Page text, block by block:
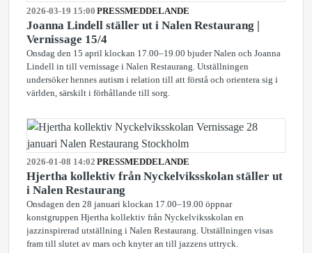
2026-03-19 15:00 PRESSMEDDELANDE
Joanna Lindell ställer ut i Nalen Restaurang |
Vernissage 15/4
Onsdag den 15 april klockan 17.00–19.00 bjuder Nalen och Joanna
Lindell in till vernissage i Nalen Restaurang. Utställningen
undersöker hennes autism i relation till att förstå och orientera sig i
världen, särskilt i förhållande till sorg.
2026-01-08 14:02 PRESSMEDDELANDE
Hjertha kollektiv från Nyckelviksskolan ställer ut
i Nalen Restaurang
Onsdagen den 28 januari klockan 17.00–19.00 öppnar
konstgruppen Hjertha kollektiv från Nyckelviksskolan en
jazzinspirerad utställning i Nalen Restaurang. Utställningen visas
fram till slutet av mars och knyter an till jazzens uttryck.